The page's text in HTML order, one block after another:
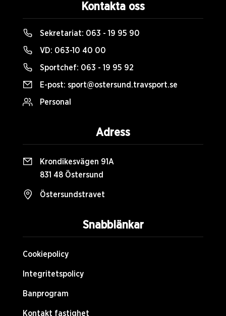
Snabblänkar
Cookiepolicy
Integritetspolicy
Banprogram
Kontakt fastighet
Kontakta oss
Sekretariat: 063 - 19 95 90
VD: 063-10 40 00
Sportchef: 063 - 19 95 92
E-post: sport@ostersund.travsport.se
Personal
Adress
Krondikesvägen 91A
831 48 Östersund
Östersundstravet